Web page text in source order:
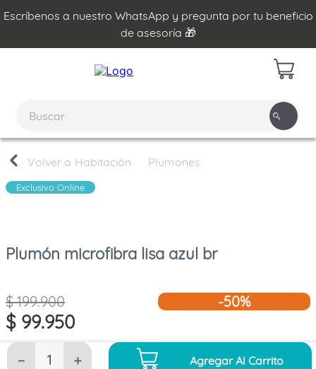
Escríbenos a nuestro WhatsApp y pregunta por tu beneficio
de asesoría 🎁
Habitación Plumones
Exclusivo Online
Plumón microfibra lisa azul br
$ 199.900
$ 99.950
-50%
＋
－ Agregar Al Carrito
Tamaño